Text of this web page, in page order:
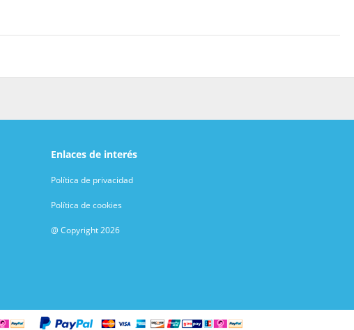
con aire acondicionado, minibar y televisión LCD. Para los momentos
favorita en el bar o lounge. Se ofrece un desayuno típico de la
24 horas y atención multilingüe a tu disposición. Se ofrece servicio
Enlaces de interés
Política de privacidad
Política de cookies
@ Copyright 2026